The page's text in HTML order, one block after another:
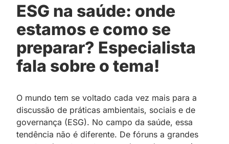
ESG na saúde: onde
estamos e como se
preparar? Especialista
fala sobre o tema!
O mundo tem se voltado cada vez mais para a
discussão de práticas ambientais, sociais e de
governança (ESG). No campo da saúde, essa
tendência não é diferente. De fóruns a grandes